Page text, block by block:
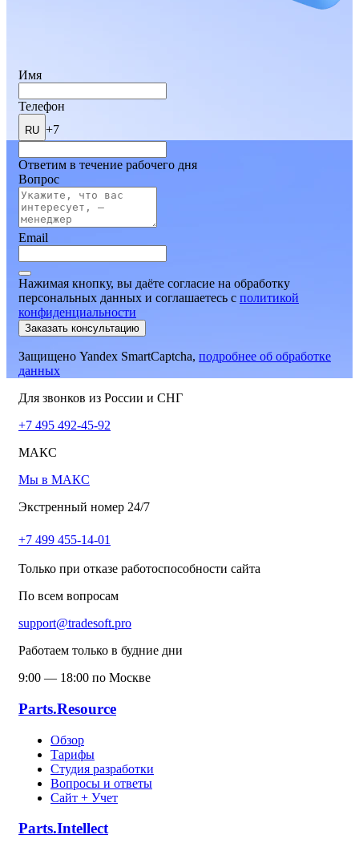
Имя
Телефон
RU +7
Ответим в течение рабочего дня
Вопрос
Email
Нажимая кнопку, вы даёте согласие на обработку
персональных данных и соглашаетесь c политикой
конфиденциальности
Заказать консультацию
Защищено Yandex SmartCaptcha, подробнее об обработке
данных
Для звонков из России и СНГ
+7 495 492-45-92
МАКС
Мы в МАКС
Экстренный номер 24/7
+7 499 455-14-01
Только при отказе работоспособности сайта
По всем вопросам
support@tradesoft.pro
Работаем только в будние дни
9:00 — 18:00 по Москве
Parts.Resource
Обзор
Тарифы
Студия разработки
Вопросы и ответы
Сайт + Учет
Parts.Intellect